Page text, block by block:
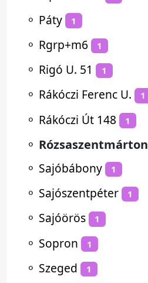
⚬ Páty 1
⚬ Rgrp+m6 1
⚬ Rigó U. 51 1
⚬ Rákóczi Ferenc U. 1
⚬ Rákóczi Út 148 1
⚬ Rózsaszentmárton
⚬ Sajóbábony 1
⚬ Sajószentpéter 1
⚬ Sajóörös 1
⚬ Sopron 1
⚬ Szeged 1